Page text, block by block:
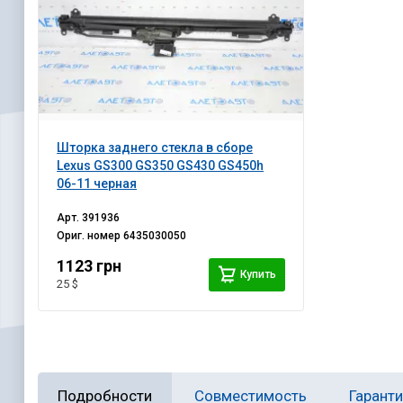
Шторка заднего стекла в сборе
Lexus GS300 GS350 GS430 GS450h
06-11 черная
Арт.391936
Ориг. номер6435030050
1123 грн
25 $
Купить
Подробности Совместимость